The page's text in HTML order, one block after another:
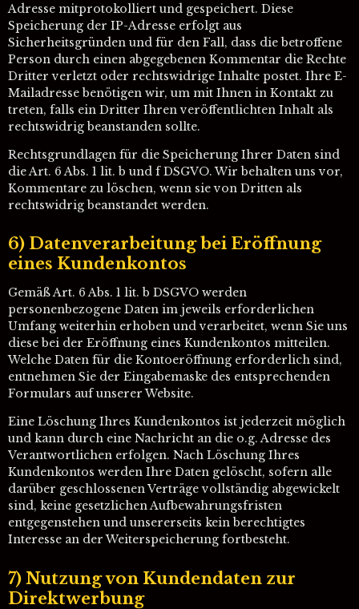
Adresse mitprotokolliert und gespeichert. Diese
Speicherung der IP-Adresse erfolgt aus
Sicherheitsgründen und für den Fall, dass die betroffene
Person durch einen abgegebenen Kommentar die Rechte
Dritter verletzt oder rechtswidrige Inhalte postet. Ihre E-
Mailadresse benötigen wir, um mit Ihnen in Kontakt zu
treten, falls ein Dritter Ihren veröffentlichten Inhalt als
rechtswidrig beanstanden sollte.
Rechtsgrundlagen für die Speicherung Ihrer Daten sind
die Art. 6 Abs. 1 lit. b und f DSGVO. Wir behalten uns vor,
Kommentare zu löschen, wenn sie von Dritten als
rechtswidrig beanstandet werden.
6) Datenverarbeitung bei Eröffnung
eines Kundenkontos
Gemäß Art. 6 Abs. 1 lit. b DSGVO werden
personenbezogene Daten im jeweils erforderlichen
Umfang weiterhin erhoben und verarbeitet, wenn Sie uns
diese bei der Eröffnung eines Kundenkontos mitteilen.
Welche Daten für die Kontoeröffnung erforderlich sind,
entnehmen Sie der Eingabemaske des entsprechenden
Formulars auf unserer Website.
Eine Löschung Ihres Kundenkontos ist jederzeit möglich
und kann durch eine Nachricht an die o.g. Adresse des
Verantwortlichen erfolgen. Nach Löschung Ihres
Kundenkontos werden Ihre Daten gelöscht, sofern alle
darüber geschlossenen Verträge vollständig abgewickelt
sind, keine gesetzlichen Aufbewahrungsfristen
entgegenstehen und unsererseits kein berechtigtes
Interesse an der Weiterspeicherung fortbesteht.
7) Nutzung von Kundendaten zur
Direktwerbung